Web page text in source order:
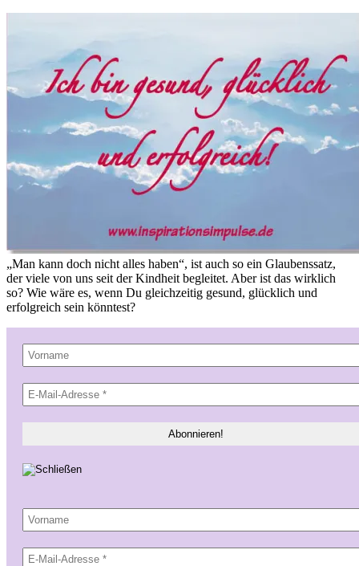
„Man kann doch nicht alles haben“, ist auch so ein Glaubenssatz,
der viele von uns seit der Kindheit begleitet. Aber ist das wirklich
so? Wie wäre es, wenn Du gleichzeitig gesund, glücklich und
erfolgreich sein könntest?